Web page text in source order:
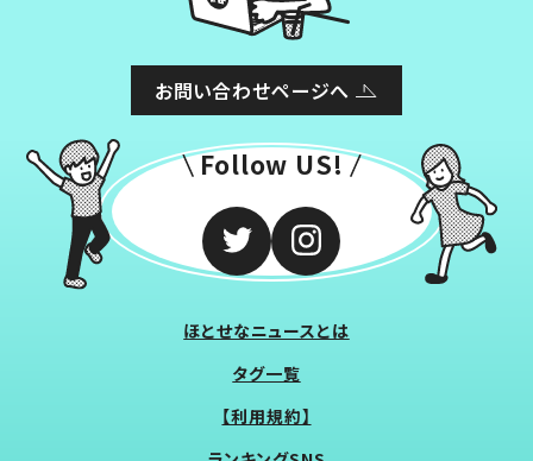
お問い合わせページへ
Follow US!
ほとせなニュースとは
タグ一覧
【利用規約】